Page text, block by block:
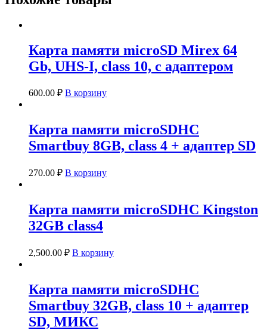
Карта памяти microSD Mirex 64
Gb, UHS-I, class 10, с адаптером
600.00 ₽ В корзину
Карта памяти microSDHC
Smartbuy 8GB, class 4 + адаптер SD
270.00 ₽ В корзину
Карта памяти microSDHC Kingston
32GB class4
2,500.00 ₽ В корзину
Карта памяти microSDHC
Smartbuy 32GB, class 10 + адаптер
SD, МИКС